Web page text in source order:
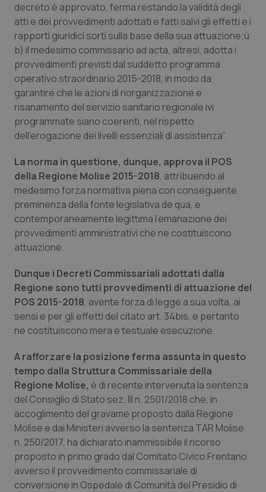
Marche
Molise
Piemonte
Provincia Autonoma di Bolzano
Provincia Autonoma di Trento
Puglia
Sardegna
Sicilia
Umbria
Valle D’Aosta
Veneto
Donna & Salute
Epatiti
HIV
Infezioni & Febbre
Ipertensione & Scompenso
Malattie rare
Malattia di Crohn & Rettocolite Ulcerosa
Neuroscienze & patologie neurodegenerative
Oftalmologia
Oncodermatologia
Oncoematologia
Oncologia & Nutrizione
Psoriasi & pelle
Quotidiano Cardiologia
Quotidiano Chirurgia
decreto è approvato, ferma restando la validità degli
atti e dei provvedimenti adottati e fatti salvi gli effetti e i
rapporti giuridici sorti sulla base della sua attuazione;ù
b) il medesimo commissario ad acta, altresì, adotta i
provvedimenti previsti dal suddetto programma
operativo straordinario 2015-2018, in modo da
garantire che le azioni di riorganizzazione e
risanamento del servizio sanitario regionale ivi
programmate siano coerenti, nel rispetto
dell'erogazione dei livelli essenziali di assistenza”.
La norma in questione, dunque, approva il POS
della Regione Molise 2015-2018, attribuendo al
medesimo forza normativa piena con conseguente
preminenza della fonte legislativa de qua, e
contemporaneamente legittima l’emanazione dei
provvedimenti amministrativi che ne costituiscono
attuazione.
Dunque i Decreti Commissariali adottati dalla
Regione sono tutti provvedimenti di attuazione del
POS 2015-2018, avente forza di legge a sua volta, ai
sensi e per gli effetti del citato art. 34bis, e pertanto
ne costituiscono mera e testuale esecuzione.
A rafforzare la posizione ferma assunta in questo
tempo dalla Struttura Commissariale della
Regione Molise, è di recente intervenuta la sentenza
del Consiglio di Stato sez. III n. 2501/2018 che, in
accoglimento del gravame proposto dalla Regione
Molise e dai Ministeri avverso la sentenza TAR Molise
n. 250/2017, ha dichiarato inammissibile il ricorso
proposto in primo grado dal Comitato Civico Frentano
avverso il provvedimento commissariale di
conversione in Ospedale di Comunità del Presidio di